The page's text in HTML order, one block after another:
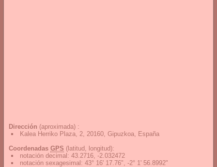
Dirección (aproximada) :
Kalea Herriko Plaza, 2, 20160, Gipuzkoa, España
Coordenadas GPS (latitud, longitud):
notación decimal : 43.2716, -2.032472
notación sexagesimal : 43° 16' 17.76", -2° 1' 56.8992"